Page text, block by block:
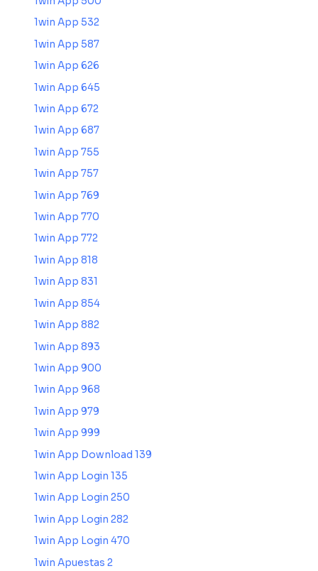
1win App 532
1win App 587
1win App 626
1win App 645
1win App 672
1win App 687
1win App 755
1win App 757
1win App 769
1win App 770
1win App 772
1win App 818
1win App 831
1win App 854
1win App 882
1win App 893
1win App 900
1win App 968
1win App 979
1win App 999
1win App Download 139
1win App Login 135
1win App Login 250
1win App Login 282
1win App Login 470
1win Apuestas 2